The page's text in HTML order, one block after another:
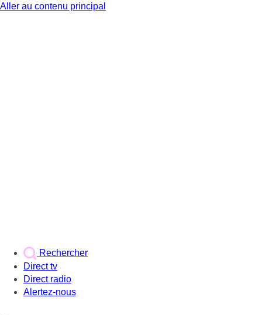
Aller au contenu principal
Rechercher
Direct tv
Direct radio
Alertez-nous